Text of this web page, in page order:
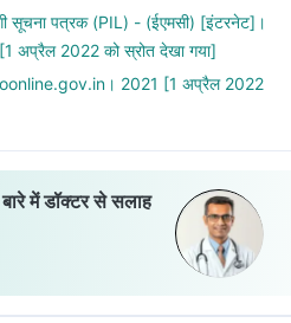
सूचना पत्रक (PIL) - (ईएमसी) [इंटरनेट]।
2022 को स्रोत देखा गया]
2021 [1 अप्रैल 2022
में डॉक्टर से सलाह